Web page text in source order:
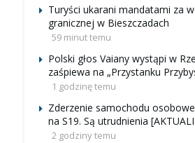
Turyści ukarani mandatami za
granicznej w Bieszczadach
59 minut temu
Polski głos Vaiany wystąpi w
zaśpiewa na „Przystanku
1 godzinę temu
Zderzenie samochodu
na S19. Są utrudnienia
2 godziny temu